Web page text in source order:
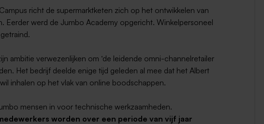
richt de supermarktketen zich op het ontwikkelen van
Eerder werd de Jumbo Academy opgericht. Winkelpersoneel
ambitie verwezenlijken om ‘de leidende omni-channelretailer
Het bedrijf deelde enige tijd geleden al mee dat het Albert
inhalen op het vlak van online boodschappen.
mensen in voor technische werkzaamheden.
worden over een periode van vijf jaar